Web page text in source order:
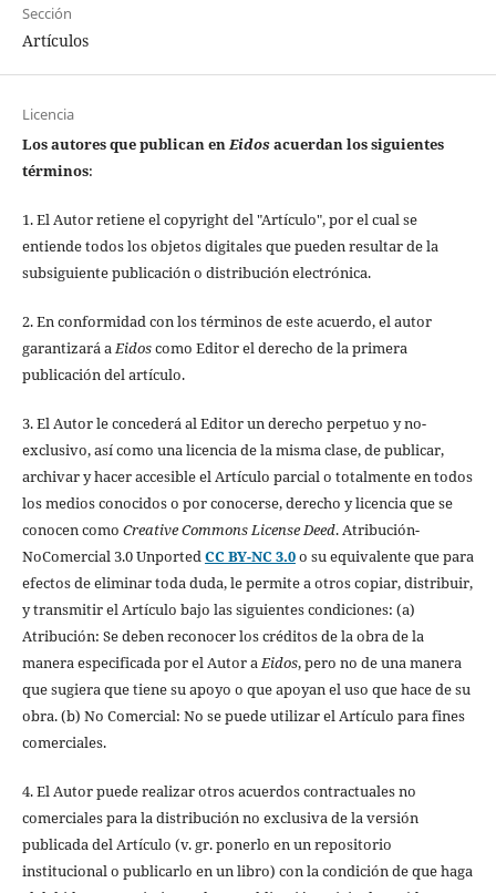
Sección
Artículos
Licencia
Los autores que publican enEidosacuerdan los siguientes
términos:
1. El Autor retiene el copyright del "Artículo", por el cual se
entiende todos los objetos digitales que pueden resultar de la
subsiguiente publicación o distribución electrónica.
2. En conformidad con los términos de este acuerdo, el autor
garantizará aEidoscomo Editor el derecho de la primera
publicación del artículo.
3. El Autor le concederá al Editor un derecho perpetuo y no-
exclusivo, así como una licencia de la misma clase, de publicar,
archivar y hacer accesible el Artículo parcial o totalmente en todos
los medios conocidos o por conocerse, derecho y licencia que se
conocen como Creative Commons License Deed. Atribución-
NoComercial 3.0 UnportedCC BY-NC 3.0o su equivalente que para
efectos de eliminar toda duda, le permite a otros copiar, distribuir,
y transmitir el Artículo bajo las siguientes condiciones: (a)
Atribución: Se deben reconocer los créditos de la obra de la
manera especificada por el Autor aEidos, pero no de una manera
que sugiera que tiene su apoyo o que apoyan el uso que hace de su
obra. (b) No Comercial: No se puede utilizar el Artículo para fines
comerciales.
4. El Autor puede realizar otros acuerdos contractuales no
comerciales para la distribución no exclusiva de la versión
publicada del Artículo (v. gr. ponerlo en un repositorio
institucional o publicarlo en un libro) con la condición de que haga